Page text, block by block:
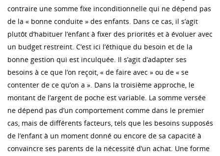
contraire une somme fixe inconditionnelle qui ne dépend pas
de la « bonne conduite » des enfants. Dans ce cas, il s’agit
plutôt d’habituer l’enfant à fixer des priorités et à évoluer avec
un budget restreint. C’est ici l’éthique du besoin et de la
bonne gestion qui est inculquée. Il s’agit d’adapter ses
besoins à ce que l’on reçoit, « de faire avec » ou de « se
contenter de ce qu’on a ». Dans la troisième approche, le
montant de l’argent de poche est variable. La somme versée
ne dépend pas d’un comportement comme dans le premier
cas, mais de différents facteurs, tels que les besoins supposés
de l’enfant à un moment donné ou encore de sa capacité à
convaincre ses parents de la nécessité d’un achat. Une forme